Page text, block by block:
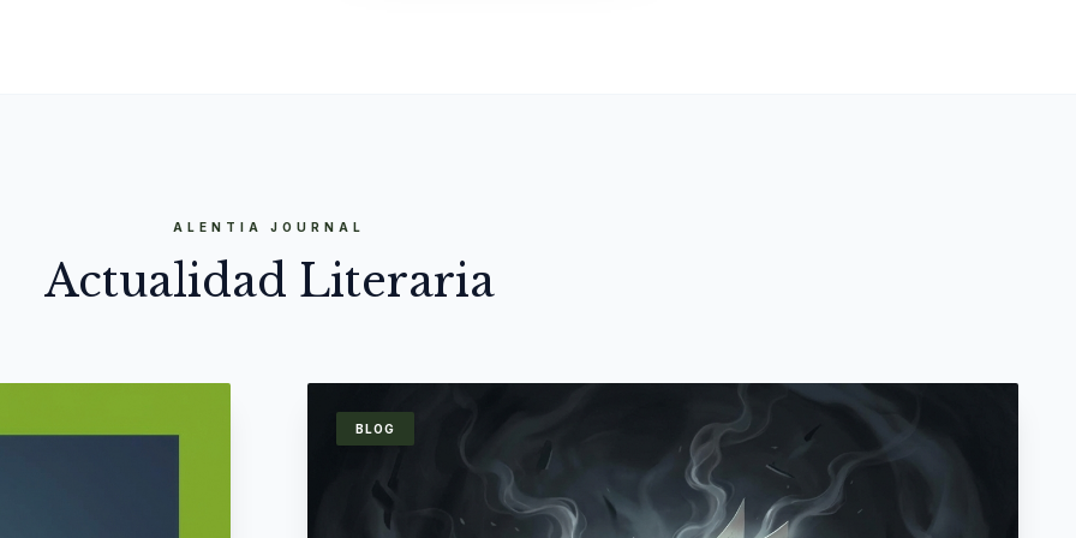
ALENTIA JOURNAL
Actualidad Literaria
BLOG